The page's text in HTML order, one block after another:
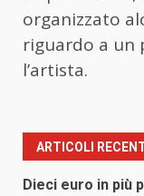
organizzato
riguardo a un
l’artista.
ARTICOLI
Dieci euro in più